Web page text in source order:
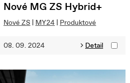
Nové MG ZS Hybrid+
Nové ZS | MY24 | Produktové
08. 09. 2024 Detail